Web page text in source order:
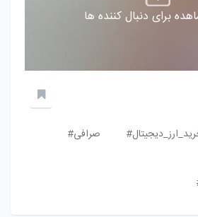
برای دنبال کننده ها
صرافی#